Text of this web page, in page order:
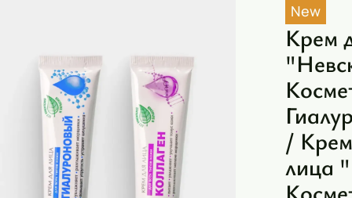
Масла
Пена для ванны
Румяна
Скрабы
New
Крем
/
лица